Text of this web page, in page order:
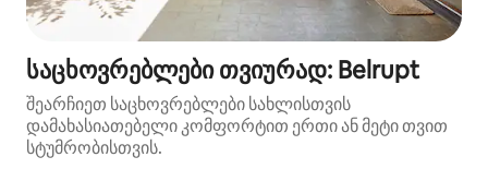
საცხოვრებლები თვიურად: Belrupt
შეარჩიეთ საცხოვრებლები სახლისთვის
დამახასიათებელი კომფორტით ერთი ან მეტი თვით
სტუმრობისთვის.